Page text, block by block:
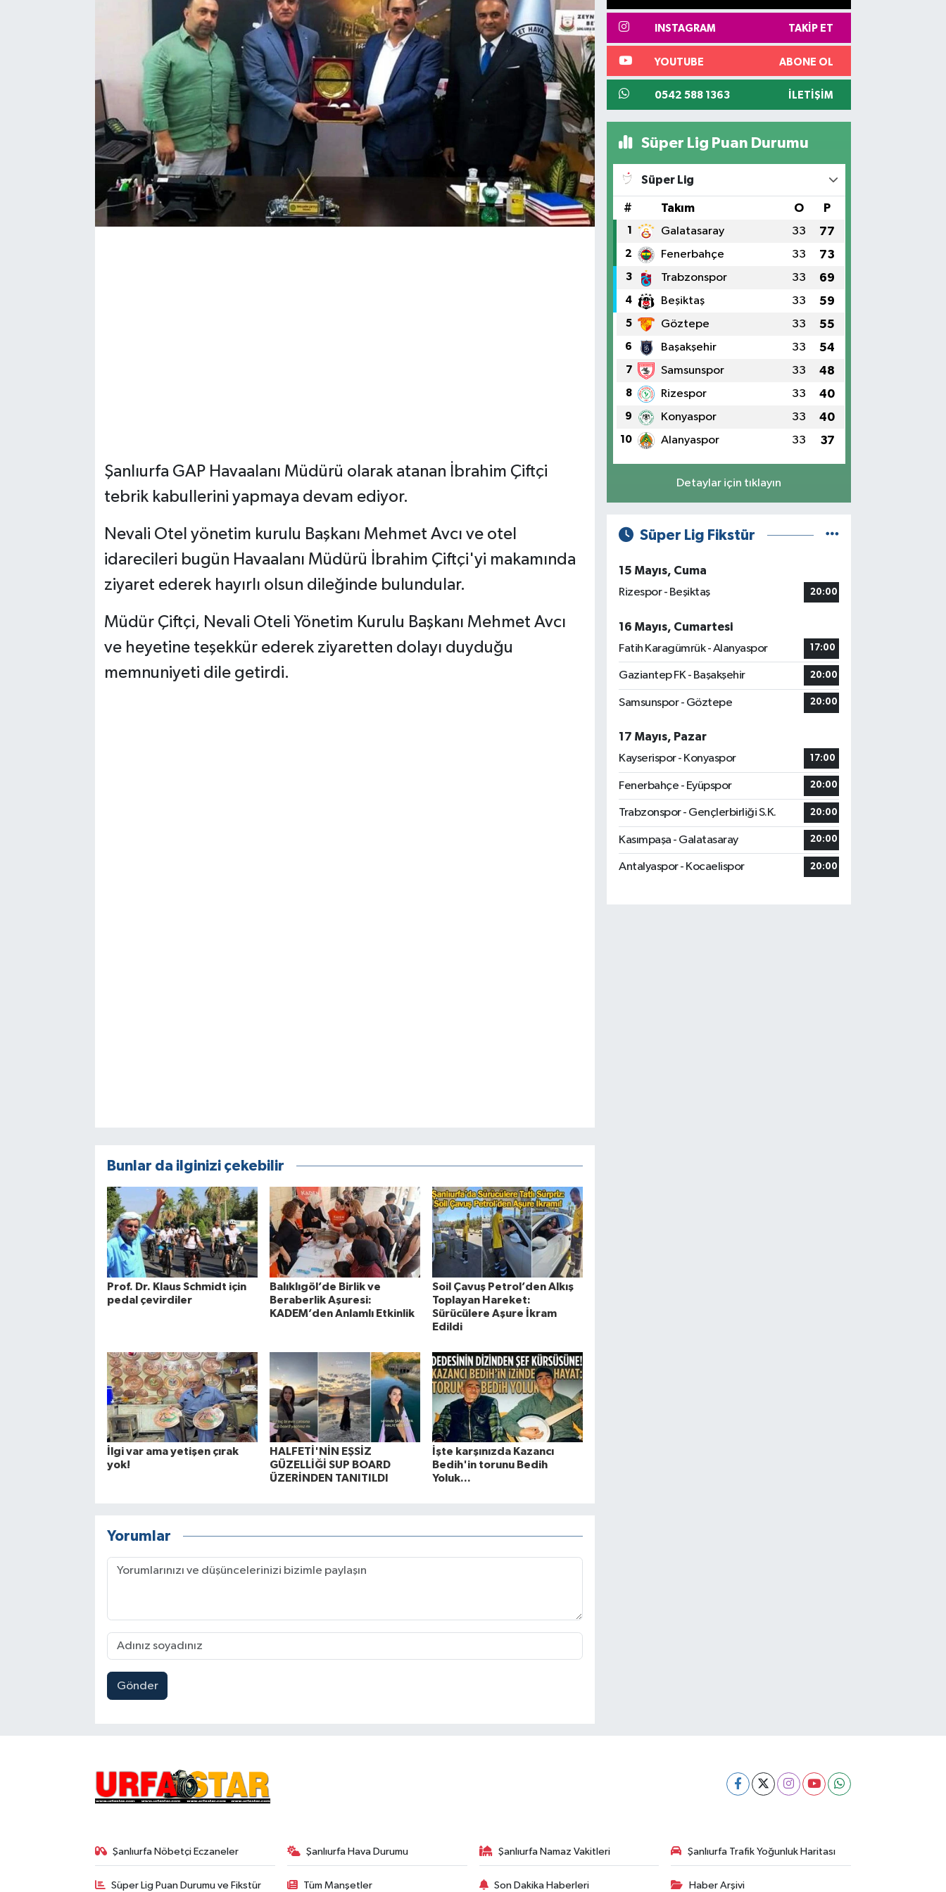
Şanlıurfa GAP Havaalanı Müdürü olarak atanan İbrahim Çiftçi
tebrik kabullerini yapmaya devam ediyor.
Nevali Otel yönetim kurulu Başkanı Mehmet Avcı ve otel
idarecileri bugün Havaalanı Müdürü İbrahim Çiftçi'yi makamında
ziyaret ederek hayırlı olsun dileğinde bulundular.
Müdür Çiftçi, Nevali Oteli Yönetim Kurulu Başkanı Mehmet Avcı
ve heyetine teşekkür ederek ziyaretten dolayı duyduğu
memnuniyeti dile getirdi.
Bunlar da ilginizi çekebilir
Prof. Dr. Klaus Schmidt için
pedal çevirdiler
Balıklıgöl’de Birlik ve
Beraberlik Aşuresi:
KADEM’den Anlamlı Etkinlik
Soil Çavuş Petrol’den Alkış
Toplayan Hareket:
Sürücülere Aşure İkram
Edildi
İlgi var ama yetişen çırak
yok!
HALFETİ'NİN EŞSİZ
GÜZELLİĞİ SUP BOARD
ÜZERİNDEN TANITILDI
İşte karşınızda Kazancı
Bedih'in torunu Bedih
Yoluk...
Yorumlar
Gönder
INSTAGRAM TAKIP ET
YOUTUBE ABONE OL
0542 588 1363 İLETIŞIM
Süper Lig Puan Durumu
Süper Lig
# Takım O P
1 Galatasaray 33 77
2 Fenerbahçe 33 73
3 Trabzonspor 33 69
4 Beşiktaş 33 59
5 Göztepe 33 55
6 Başakşehir 33 54
7 Samsunspor 33 48
8 Rizespor 33 40
9 Konyaspor 33 40
10 Alanyaspor 33 37
Detaylar için tıklayın
Süper Lig Fikstür
15 Mayıs, Cuma
Rizespor - Beşiktaş
20:00
16 Mayıs, Cumartesi
Fatih Karagümrük - Alanyaspor
17:00
Gaziantep FK - Başakşehir 20:00
Samsunspor - Göztepe 20:00
17 Mayıs, Pazar
Kayserispor - Konyaspor
17:00
Fenerbahçe - Eyüpspor 20:00
Trabzonspor - Gençlerbirliği S.K. 20:00
Kasımpaşa - Galatasaray 20:00
Antalyaspor - Kocaelispor 20:00
Şanlıurfa Nöbetçi Eczaneler Şanlıurfa Hava Durumu Şanlıurfa Namaz Vakitleri Şanlıurfa Trafik Yoğunluk Haritası
Süper Lig Puan Durumu ve Fikstür Tüm Manşetler Son Dakika Haberleri Haber Arşivi